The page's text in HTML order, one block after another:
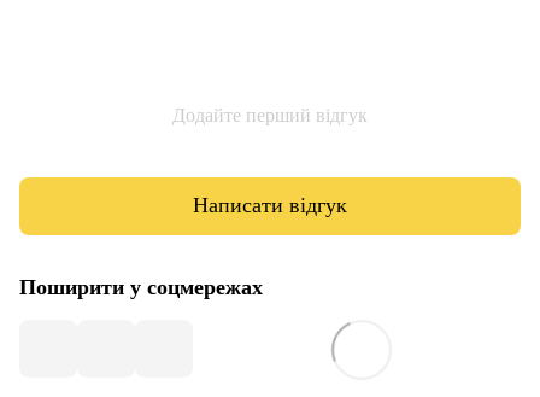
Додайте перший відгук
Написати відгук
Поширити у соцмережах